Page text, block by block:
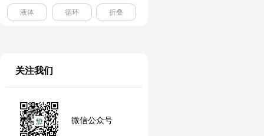
关注我们
微信公众号
液体 循环 折叠